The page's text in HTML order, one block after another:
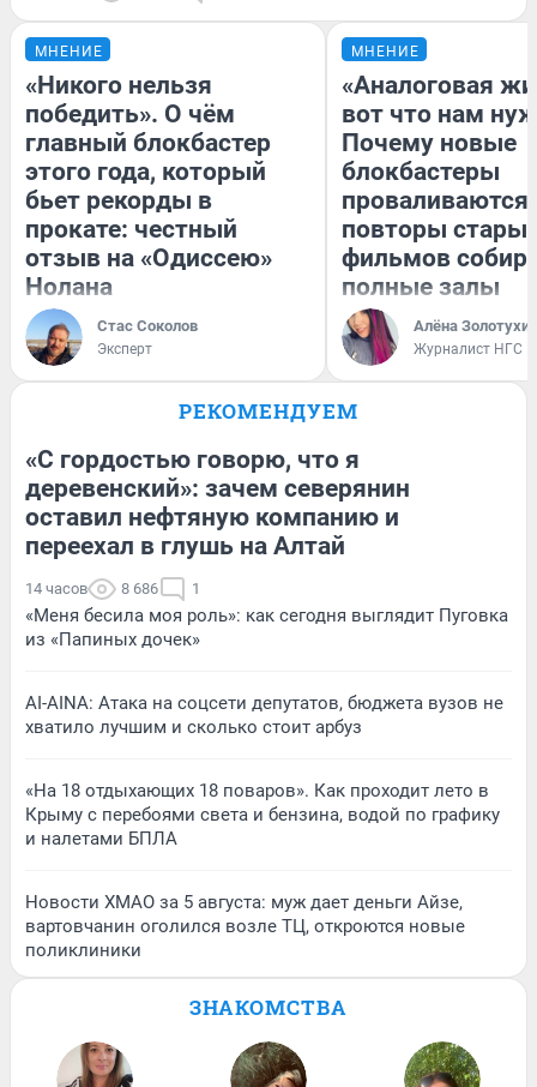
МНЕНИЕ
«Никого нельзя
победить». О чём
главный блокбастер
этого года, который
бьет рекорды в
прокате: честный
отзыв на «Одиссею»
Нолана
Стас Соколов
Эксперт
МНЕНИЕ
«Аналоговая
вот что нам
Почему новые
блокбастеры
повторы
фильмов
полные залы
Алёна
Журналист НГС
РЕКОМЕНДУЕМ
«С гордостью говорю, что я
деревенский»: зачем северянин
оставил нефтяную компанию и
переехал в глушь на Алтай
14 часов 8 686 1
«Меня бесила моя роль»: как сегодня выглядит Пуговка
из «Папиных дочек»
AI-AINA: Атака на соцсети депутатов, бюджета вузов не
хватило лучшим и сколько стоит арбуз
«На 18 отдыхающих 18 поваров». Как проходит лето в
Крыму с перебоями света и бензина, водой по графику
и налетами БПЛА
Новости ХМАО за 5 августа: муж дает деньги Айзе,
вартовчанин оголился возле ТЦ, откроются новые
поликлиники
ЗНАКОМСТВА